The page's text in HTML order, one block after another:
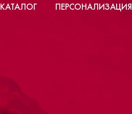
КАТАЛОГ ПЕРСОНАЛИЗАЦИЯ